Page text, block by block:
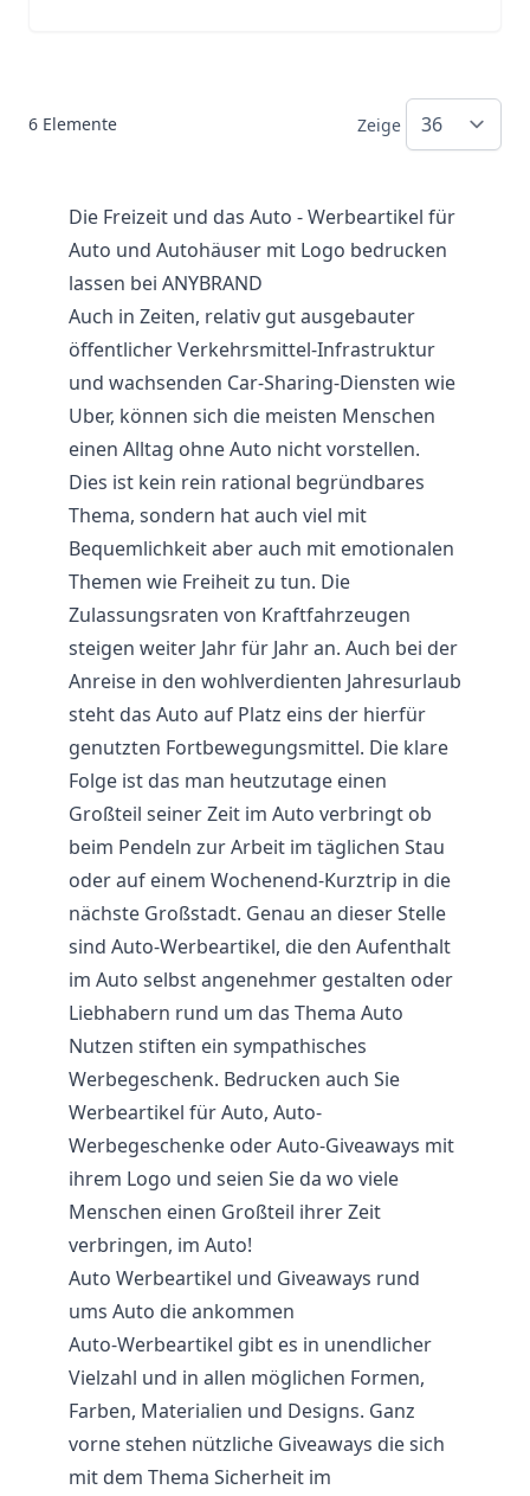
6 Elemente Zeige
Die Freizeit und das Auto - Werbeartikel für
Auto und Autohäuser mit Logo bedrucken
lassen bei ANYBRAND
Auch in Zeiten, relativ gut ausgebauter
öffentlicher Verkehrsmittel-Infrastruktur
und wachsenden Car-Sharing-Diensten wie
Uber, können sich die meisten Menschen
einen Alltag ohne Auto nicht vorstellen.
Dies ist kein rein rational begründbares
Thema, sondern hat auch viel mit
Bequemlichkeit aber auch mit emotionalen
Themen wie Freiheit zu tun. Die
Zulassungsraten von Kraftfahrzeugen
steigen weiter Jahr für Jahr an. Auch bei der
Anreise in den wohlverdienten Jahresurlaub
steht das Auto auf Platz eins der hierfür
genutzten Fortbewegungsmittel. Die klare
Folge ist das man heutzutage einen
Großteil seiner Zeit im Auto verbringt ob
beim Pendeln zur Arbeit im täglichen Stau
oder auf einem Wochenend-Kurztrip in die
nächste Großstadt. Genau an dieser Stelle
sind Auto-Werbeartikel, die den Aufenthalt
im Auto selbst angenehmer gestalten oder
Liebhabern rund um das Thema Auto
Nutzen stiften ein sympathisches
Werbegeschenk. Bedrucken auch Sie
Werbeartikel für Auto, Auto-
Werbegeschenke oder Auto-Giveaways mit
ihrem Logo und seien Sie da wo viele
Menschen einen Großteil ihrer Zeit
verbringen, im Auto!
Auto Werbeartikel und Giveaways rund
ums Auto die ankommen
Auto-Werbeartikel gibt es in unendlicher
Vielzahl und in allen möglichen Formen,
Farben, Materialien und Designs. Ganz
vorne stehen nützliche Giveaways die sich
mit dem Thema Sicherheit im